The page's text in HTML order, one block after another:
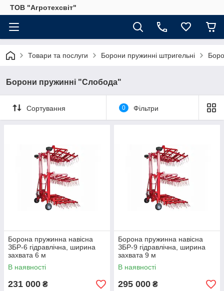
ТОВ "Агротехсвіт"
Товари та послуги Борони пружинні штригельні
Борони пружинні "Слобода"
Сортування 0 Фільтри
Борона пружинна навісна
ЗБР-6 гідравлічна, ширина
захвата 6 м
В наявності
231 000 ₴
Борона пружинна навісна
ЗБР-9 гідравлічна, ширина
захвата 9 м
В наявності
295 000 ₴